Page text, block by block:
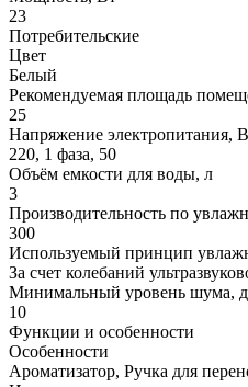
23
Потребительские
Цвет
Белый
Рекомендуемая площадь
25
Напряжение электропитания,
220, 1 фаза, 50
Объём емкости для воды, л
3
Производительность по
300
Используемый принцип
За счет колебаний
Минимальный уровень шума,
10
Функции и особенности
Особенности
Ароматизатор, Ручка для